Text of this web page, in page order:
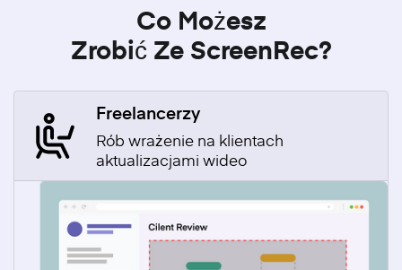
Co Możesz
Zrobić Ze ScreenRec?
Freelancerzy
Rób wrażenie na klientach
aktualizacjami wideo